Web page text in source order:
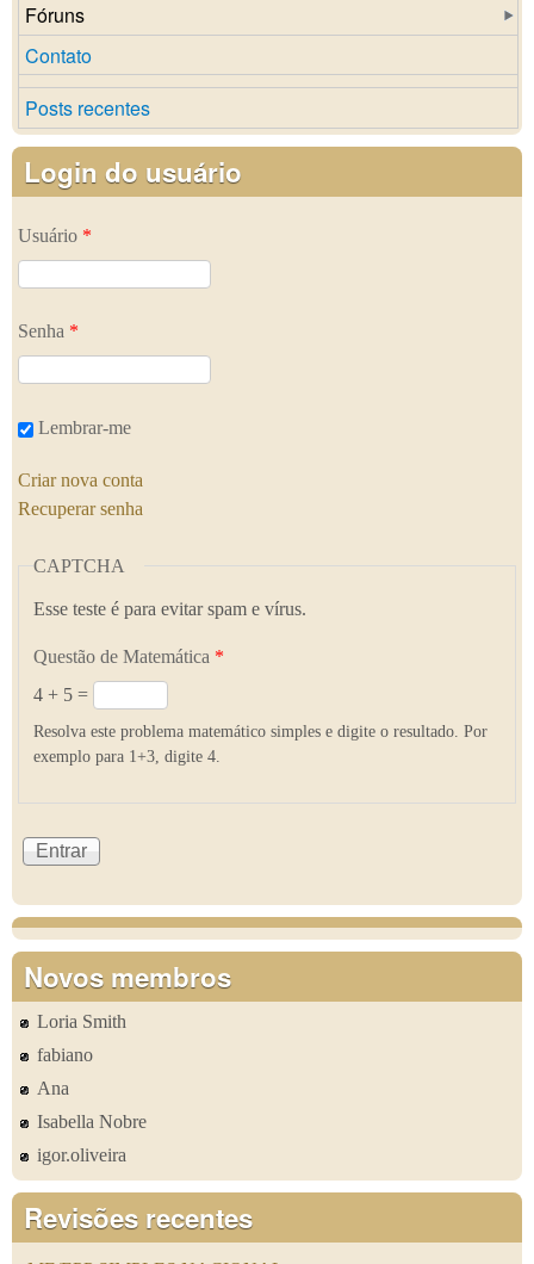
Fóruns
Contato
Posts recentes
Login do usuário
Usuário *
Senha *
Lembrar-me
Criar nova conta
Recuperar senha
CAPTCHA
Esse teste é para evitar spam e vírus.
Questão de Matemática *
4 + 5 =
Resolva este problema matemático simples e digite o resultado. Por
exemplo para 1+3, digite 4.
Novos membros
Loria Smith
fabiano
Ana
Isabella Nobre
igor.oliveira
Revisões recentes